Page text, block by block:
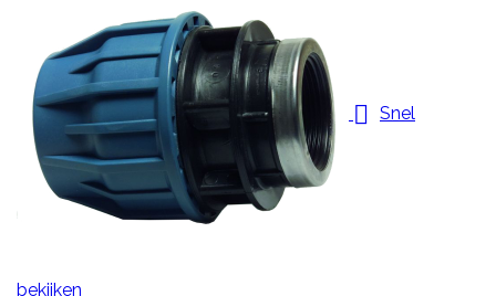
 Snel
bekijken